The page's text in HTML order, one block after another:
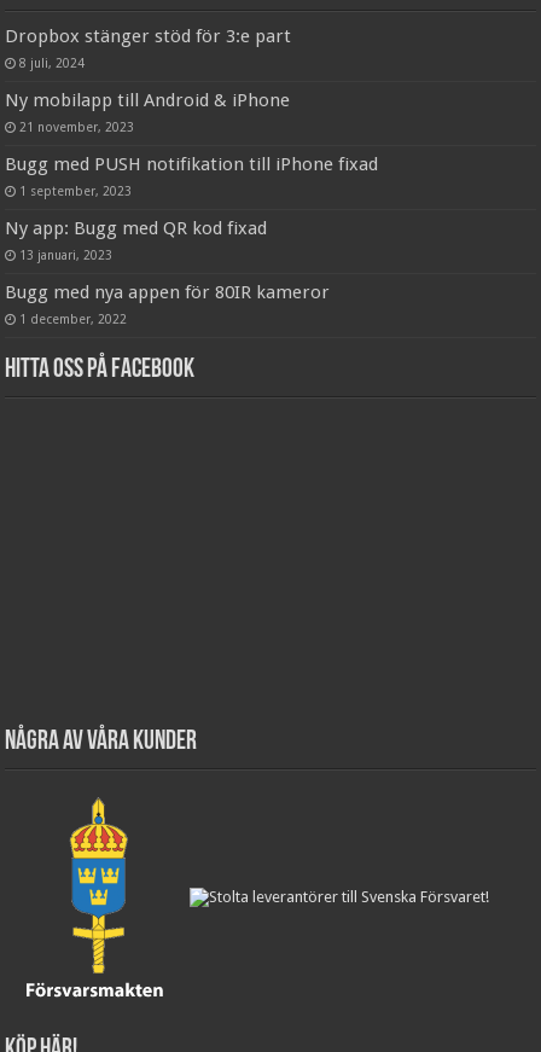
Dropbox stänger stöd för 3:e part
8 juli, 2024
Ny mobilapp till Android & iPhone
21 november, 2023
Bugg med PUSH notifikation till iPhone fixad
1 september, 2023
Ny app: Bugg med QR kod fixad
13 januari, 2023
Bugg med nya appen för 80IR kameror
1 december, 2022
Hitta oss på Facebook
Några av våra kunder